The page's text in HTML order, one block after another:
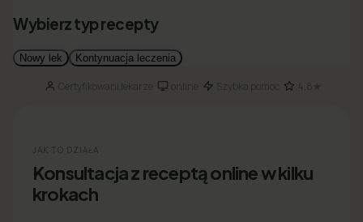
Certyfikowani lekarze· online· Szybka pomoc 4.8★
JAK TO DZIAŁA
Konsultacja z receptą online w kilku
krokach